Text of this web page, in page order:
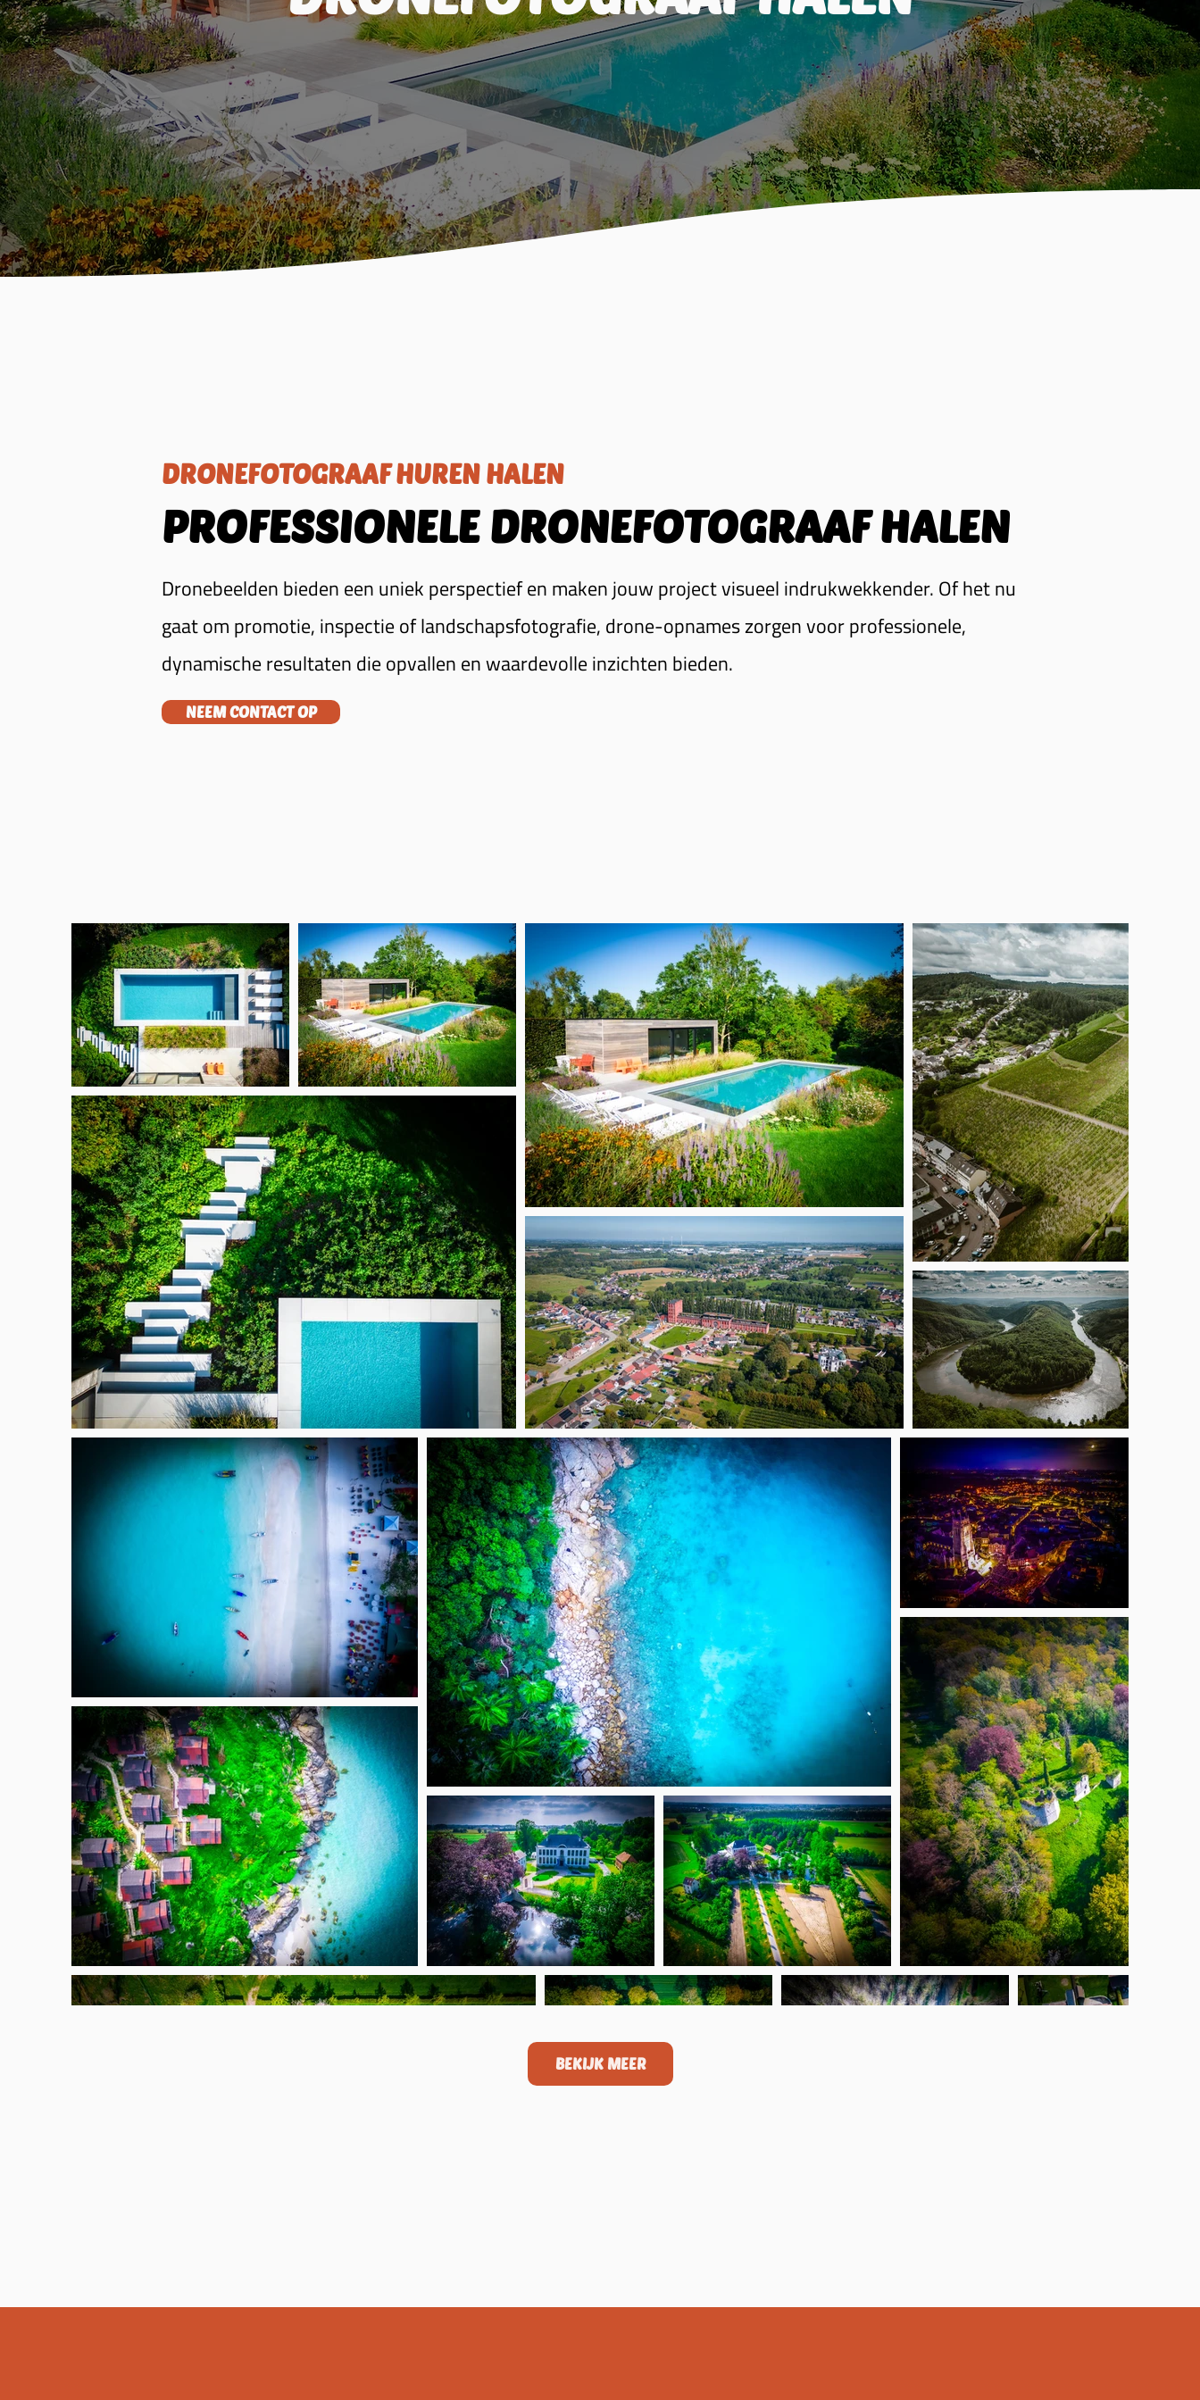
DRONEFOTOGRAAF HUREN HALEN
PROFESSIONELE DRONEFOTOGRAAF HALEN
Dronebeelden bieden een uniek perspectief en maken jouw project visueel indrukwekkender. Of het nu
gaat om promotie, inspectie of landschapsfotografie, drone-opnames zorgen voor professionele,
dynamische resultaten die opvallen en waardevolle inzichten bieden.
NEEM CONTACT OP
BEKIJK MEER